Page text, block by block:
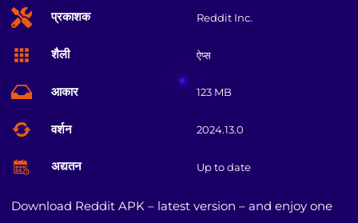
प्रकाशक Reddit Inc.
शैली ऐप्स
आकार 123 MB
वर्शन 2024.13.0
अद्यतन Up to date
Download Reddit APK – latest version – and enjoy one